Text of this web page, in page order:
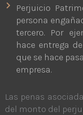
Perjuicio
persona
tercero. Por
hace entrega
que se hace
empresa.
Las penas
del monto del